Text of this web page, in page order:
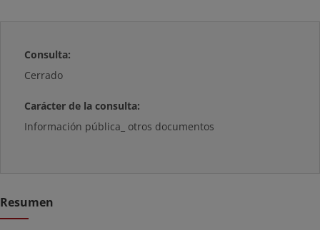
Consulta:
Cerrado
Carácter de la consulta:
Información pública_ otros documentos
Resumen